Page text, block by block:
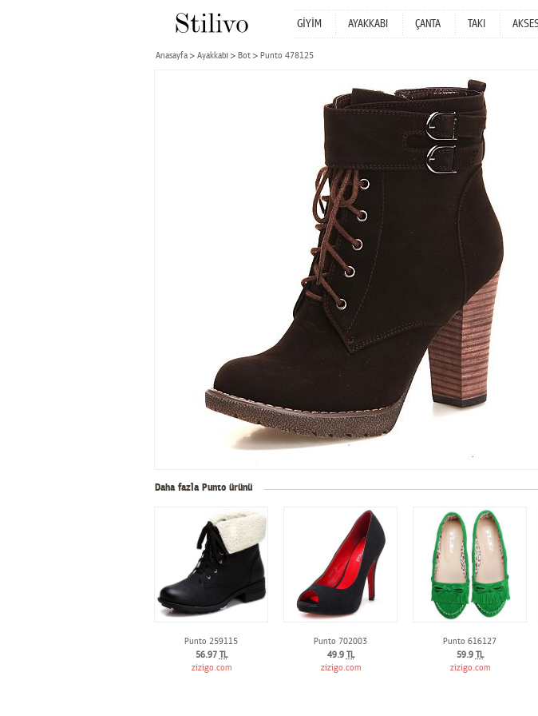
GİYİM AYAKKABI ÇANTA TAKI
Anasayfa Ayakkabı Bot Punto 478125
Daha fazla Punto ürünü
Punto 259115
56.97 TL
zizigo.com
Punto 702003
49.9 TL
zizigo.com
Punto 616127
59.9 TL
zizigo.com